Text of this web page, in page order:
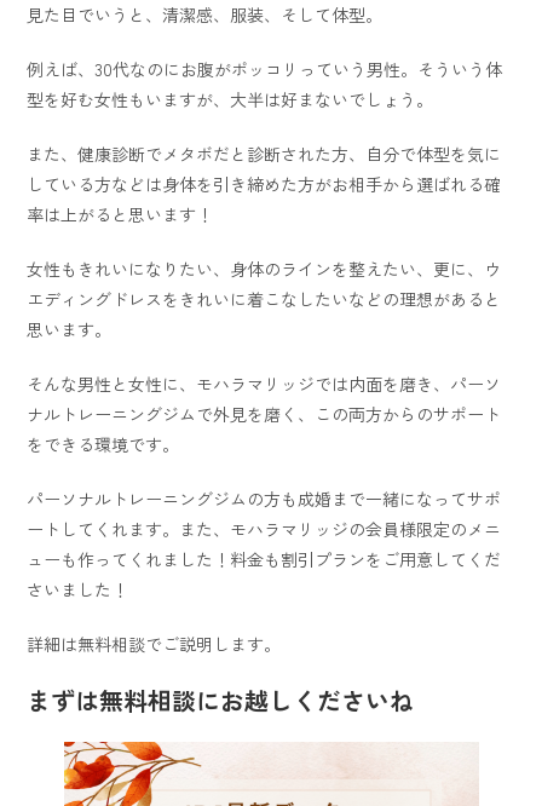
見た目でいうと、清潔感、服装、そして体型。
例えば、30代なのにお腹がポッコリっていう男性。そういう体
型を好む女性もいますが、大半は好まないでしょう。
また、健康診断でメタボだと診断された方、自分で体型を気に
している方などは身体を引き締めた方がお相手から選ばれる確
率は上がると思います！
女性もきれいになりたい、身体のラインを整えたい、更に、ウ
エディングドレスをきれいに着こなしたいなどの理想があると
思います。
そんな男性と女性に、モハラマリッジでは内面を磨き、パーソ
ナルトレーニングジムで外見を磨く、この両方からのサポート
をできる環境です。
パーソナルトレーニングジムの方も成婚まで一緒になってサポ
ートしてくれます。また、モハラマリッジの会員様限定のメニ
ューも作ってくれました！料金も割引プランをご用意してくだ
さいました！
詳細は無料相談でご説明します。
まずは無料相談にお越しくださいね